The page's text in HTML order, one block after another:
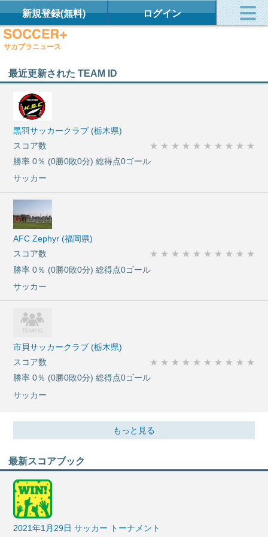
新規登録(無料) ログイン
サカプラニュース
最近更新された TEAM ID
黒羽サッカークラブ (栃木県)
スコア数
★ ★ ★ ★ ★ ★ ★ ★ ★ ★
勝率 0％ (0勝0敗0分) 総得点0ゴール
サッカー
AFC Zephyr (福岡県)
スコア数
★ ★ ★ ★ ★ ★ ★ ★ ★ ★
勝率 0％ (0勝0敗0分) 総得点0ゴール
サッカー
市貝サッカークラブ (栃木県)
スコア数
★ ★ ★ ★ ★ ★ ★ ★ ★ ★
勝率 0％ (0勝0敗0分) 総得点0ゴール
サッカー
もっと見る
最新スコアブック
2021年1月29日 サッカー トーナメント